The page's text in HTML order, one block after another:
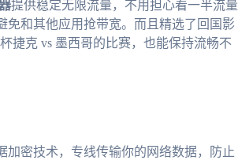
提供稳定无限流量，不用担心看一半流量
免和其他应用抢带宽。而且精选了回国影
捷克 vs 墨西哥的比赛，也能保持流畅不
加密技术，专线传输你的网络数据，防止